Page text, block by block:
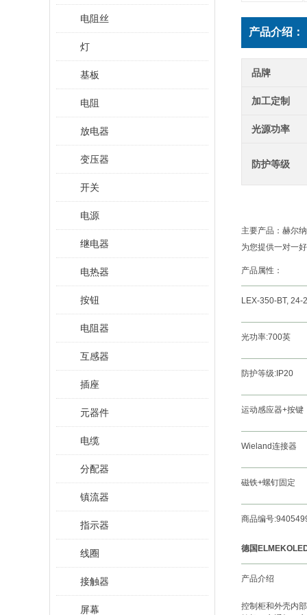
电阻丝
灯
基板
电阻
放电器
变压器
开关
电源
继电器
电热器
按钮
电阻器
互感器
插座
元器件
电缆
分配器
镇流器
指示器
线圈
接触器
屏幕
产品介绍：
品牌
加工定制
光源功率
防护等级
主要产品：赫尔
为您提供一对一
产品属性：
LEX-350-BT, 24-
光功率:700英
防护等级:IP20
运动感应器+按键
Wieland连接器
磁铁+螺钉固定
商品编号
德国
产品介绍
控制柜和外壳内